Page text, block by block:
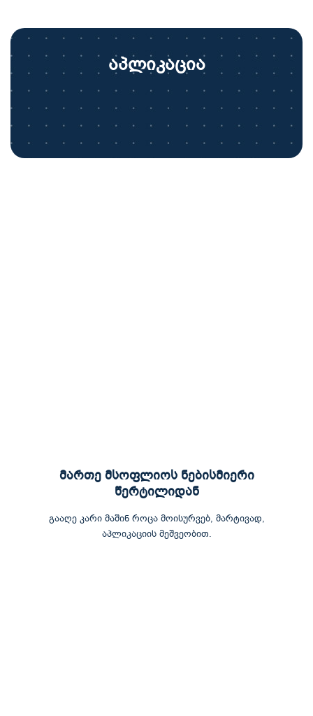
აპლიკაცია
მართე მსოფლიოს ნებისმიერი
წერტილიდან
გააღე კარი მაშინ როცა მოისურვებ, მარტივად,
აპლიკაციის მეშვეობით.